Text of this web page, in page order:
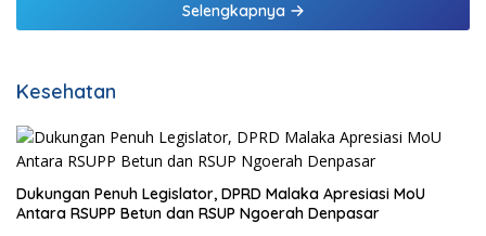
Selengkapnya
Kesehatan
Dukungan Penuh Legislator, DPRD Malaka Apresiasi MoU
Antara RSUPP Betun dan RSUP Ngoerah Denpasar